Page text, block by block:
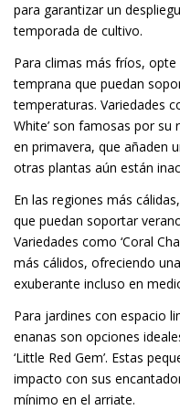
para garantizar un
temporada de cultivo.
Para climas más fríos,
temprana que puedan
temperaturas. Variedades
White’ son famosas por
en primavera, que añaden
otras plantas aún están
En las regiones más
que puedan soportar
Variedades como ‘Coral
más cálidos, ofreciendo
exuberante incluso en
Para jardines con espacio
enanas son opciones
‘Little Red Gem’. Estas
impacto con sus
mínimo en el arriate.